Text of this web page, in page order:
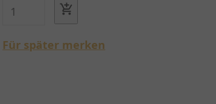
Für später merken